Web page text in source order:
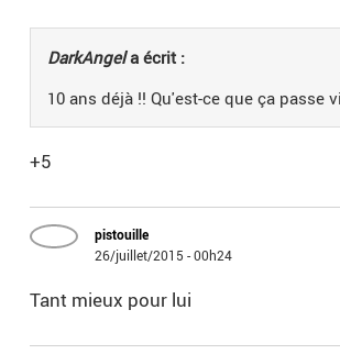
DarkAngela écrit :
10 ans déjà !! Qu'est-ce que ça passe
+5
pistouille
26/juillet/2015 - 00h24
Tant mieux pour lui